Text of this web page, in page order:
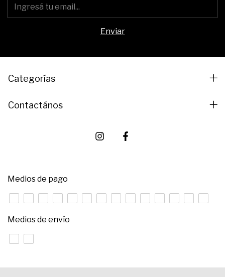
Categorías
Contactános
Medios de pago
Medios de envío